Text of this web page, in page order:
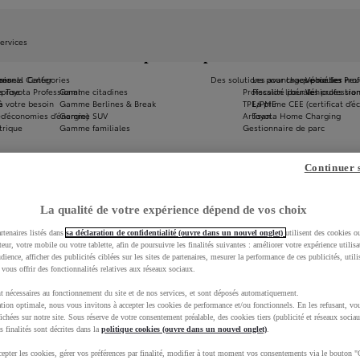
Catégories
Gamme citadines
Gamme Berlines & Break
Gamme SUV
Gamme familiales
Véhicules
Véhicules
Les avantages pour les
Fiscalité pour les
La prime CEE (certificat
Toyota Home Charging
votre besoin
d’énergie)
Center
Toyota Professional
Des solutions pour chaque métier
Profession libérale
TPE/PME
Artisan
Gestionnaire de parc
La qualité de votre expérience dépend de vos choix
listés dans sa déclaration de confidentialité (ouvre dans un nouvel onglet) utilisent des cookies
votre mobile ou votre tablette, afin de poursuivre les finalités suivantes : améliorer votre expérience
afficher des publicités ciblées sur les sites de partenaires, mesurer la performance de ces publicités,
offrir des fonctionnalités relatives aux réseaux sociaux.
nécessaires au fonctionnement du site et de nos services, et sont déposés automatiquement.
optimale, nous vous invitons à accepter les cookies de performance et/ou fonctionnels. En les refusant,
sur notre site. Sous réserve de votre consentement préalable, des cookies tiers (publicité et réseaux
finalités sont décrites dans la politique cookies (ouvre dans un nouvel onglet)
les cookies, gérer vos préférences par finalité, modifier à tout moment vos consentements via le bouton
Continuer